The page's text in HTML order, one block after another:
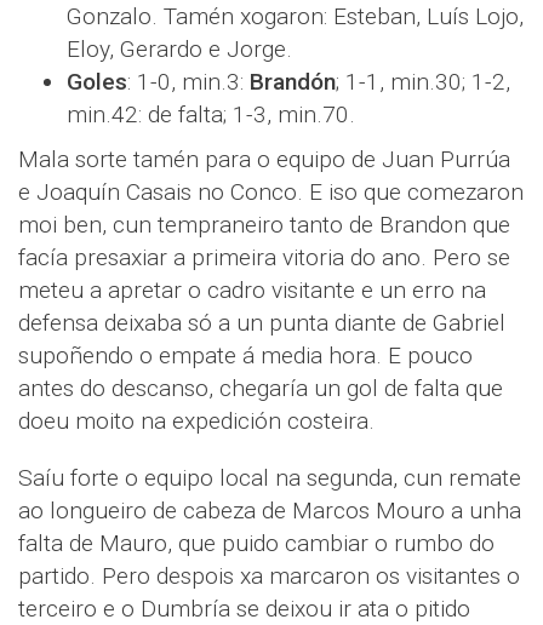
Gonzalo. Tamén xogaron: Esteban, Luís Lojo,
Eloy, Gerardo e Jorge.
Goles: 1-0, min.3: Brandón; 1-1, min.30; 1-2,
min.42: de falta; 1-3, min.70.
Mala sorte tamén para o equipo de Juan Purrúa
e Joaquín Casais no Conco. E iso que comezaron
moi ben, cun tempraneiro tanto de Brandon que
facía presaxiar a primeira vitoria do ano. Pero se
meteu a apretar o cadro visitante e un erro na
defensa deixaba só a un punta diante de Gabriel
supoñendo o empate á media hora. E pouco
antes do descanso, chegaría un gol de falta que
doeu moito na expedición costeira.
Saíu forte o equipo local na segunda, cun remate
ao longueiro de cabeza de Marcos Mouro a unha
falta de Mauro, que puido cambiar o rumbo do
partido. Pero despois xa marcaron os visitantes o
terceiro e o Dumbría se deixou ir ata o pitido